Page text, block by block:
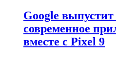
Google выпустит
современное
вместе с Pixel 9